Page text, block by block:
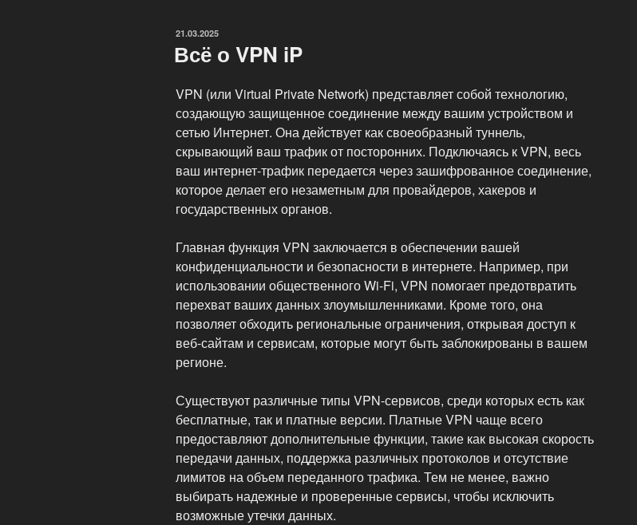
ОПУБЛИКОВАНО
21.03.2025
Всё о VPN iP
VPN (или Virtual Private Network) представляет собой технологию,
создающую защищенное соединение между вашим устройством и
сетью Интернет. Она действует как своеобразный туннель,
скрывающий ваш трафик от посторонних. Подключаясь к VPN, весь
ваш интернет-трафик передается через зашифрованное соединение,
которое делает его незаметным для провайдеров, хакеров и
государственных органов.
Главная функция VPN заключается в обеспечении вашей
конфиденциальности и безопасности в интернете. Например, при
использовании общественного Wi-Fi, VPN помогает предотвратить
перехват ваших данных злоумышленниками. Кроме того, она
позволяет обходить региональные ограничения, открывая доступ к
веб-сайтам и сервисам, которые могут быть заблокированы в вашем
регионе.
Существуют различные типы VPN-сервисов, среди которых есть как
бесплатные, так и платные версии. Платные VPN чаще всего
предоставляют дополнительные функции, такие как высокая скорость
передачи данных, поддержка различных протоколов и отсутствие
лимитов на объем переданного трафика. Тем не менее, важно
выбирать надежные и проверенные сервисы, чтобы исключить
возможные утечки данных.